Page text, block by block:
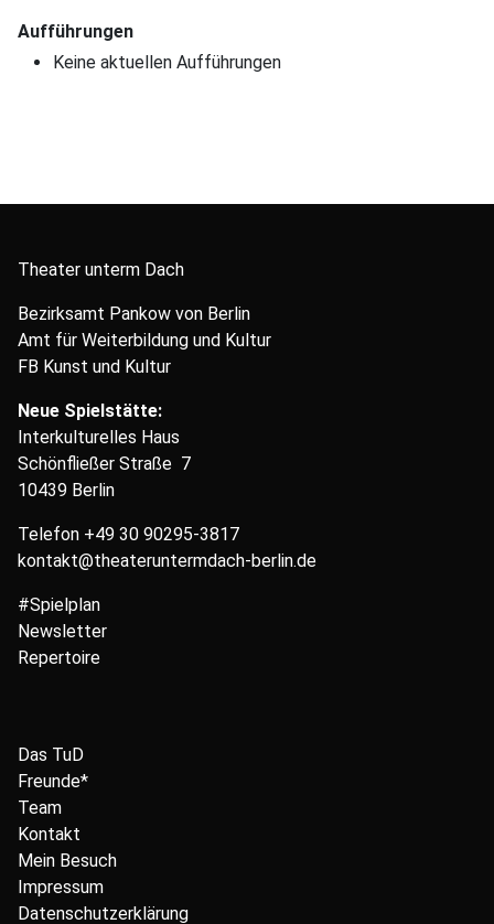
Aufführungen
Keine aktuellen Aufführungen
Theater unterm Dach
Bezirksamt Pankow von Berlin
Amt für Weiterbildung und Kultur
FB Kunst und Kultur
Neue Spielstätte:
Interkulturelles Haus
Schönfließer Straße 7
10439 Berlin
Telefon +49 30 90295-3817
kontakt@theateruntermdach-berlin.de
#Spielplan
Newsletter
Repertoire
Das TuD
Freunde*
Team
Kontakt
Mein Besuch
Impressum
Datenschutzerklärung